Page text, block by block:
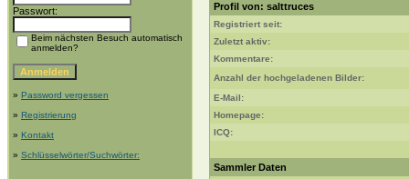
Passwort:
Beim nächsten Besuch automatisch
anmelden?
» Password vergessen
» Registrierung
» Kontakt
» Schlüsselwörter/Suchwörter:
Profil von: salttruces
Registriert seit:
Zuletzt aktiv:
Kommentare:
Anzahl der hochgeladenen Bilder:
E-Mail:
Homepage:
ICQ:
Sammler Daten